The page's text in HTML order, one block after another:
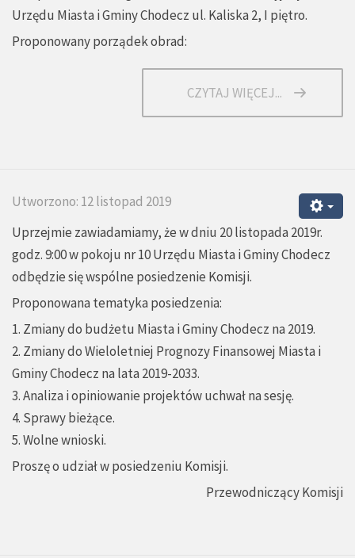
Urzędu Miasta i Gminy Chodecz ul. Kaliska 2, I piętro.
Proponowany porządek obrad:
CZYTAJ WIĘCEJ...
Utworzono: 12 listopad 2019
Uprzejmie zawiadamiamy, że w dniu 20 listopada 2019r.
godz. 9:00 w pokoju nr 10 Urzędu Miasta i Gminy Chodecz
odbędzie się wspólne posiedzenie Komisji.
Proponowana tematyka posiedzenia:
1. Zmiany do budżetu Miasta i Gminy Chodecz na 2019.
2. Zmiany do Wieloletniej Prognozy Finansowej Miasta i
Gminy Chodecz na lata 2019-2033.
3. Analiza i opiniowanie projektów uchwał na sesję.
4. Sprawy bieżące.
5. Wolne wnioski.
Proszę o udział w posiedzeniu Komisji.
Przewodniczący Komisji